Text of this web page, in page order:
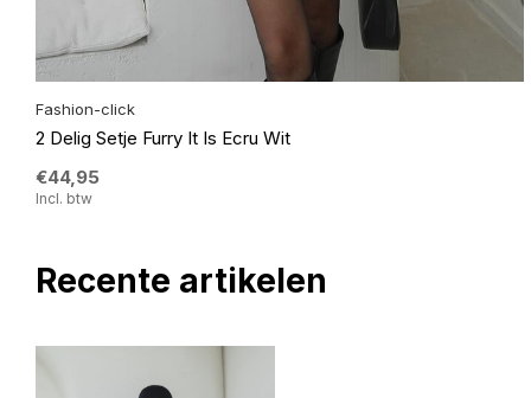
Fashion-click
2 Delig Setje Furry It Is Ecru Wit
€44,95
Incl. btw
Recente artikelen